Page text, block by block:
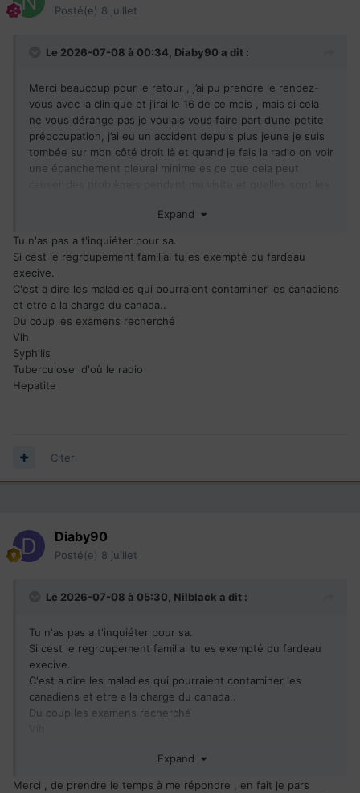
Posté(e) 8 juillet
Le 2026-07-08 à 00:34, Diaby90 a dit :
Merci beaucoup pour le retour , j’ai pu prendre le rendez-
vous avec la clinique et j’irai le 16 de ce mois , mais si cela
ne vous dérange pas je voulais vous faire part d’une petite
préoccupation, j’ai eu un accident depuis plus jeune je suis
tombée sur mon côté droit là et quand je fais la radio on voir
une épanchement pleural minime es ce que cela peut
Expand
Tu n'as pas a t'inquiéter pour sa.
Si cest le regroupement familial tu es exempté du fardeau
execive.
C'est a dire les maladies qui pourraient contaminer les canadiens
et etre a la charge du canada..
Du coup les examens recherché
Vih
Syphilis
Tuberculose d'où le radio
Hepatite
Citer
Diaby90
Posté(e) 8 juillet
Le 2026-07-08 à 05:30, Nilblack a dit :
Tu n'as pas a t'inquiéter pour sa.
Si cest le regroupement familial tu es exempté du fardeau
execive.
C'est a dire les maladies qui pourraient contaminer les
canadiens et etre a la charge du canada..
Du coup les examens recherché
Tuberculose d'où le radioExpand
Merci , de prendre le temps à me répondre , en fait je pars